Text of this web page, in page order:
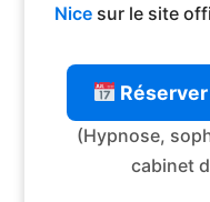
Nice sur le site
(Hypnose,
cabinet